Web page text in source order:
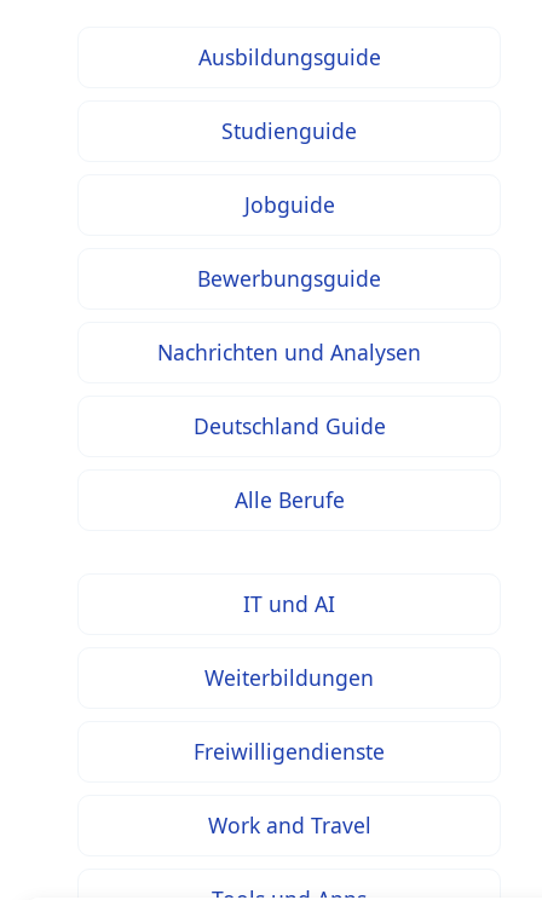
Ausbildungsguide
Studienguide
Jobguide
Bewerbungsguide
Nachrichten und Analysen
Deutschland Guide
Alle Berufe
IT und AI
Weiterbildungen
Freiwilligendienste
Work and Travel